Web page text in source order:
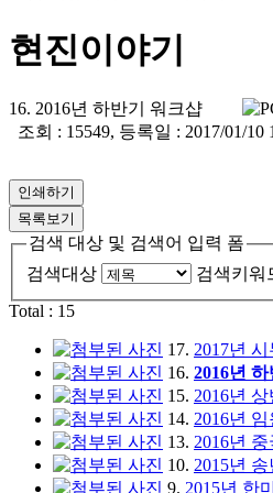
현진이야기
16. 2016년 하반기 워크샵
조회 : 15549, 등록일 : 2017/01/10
인쇄하기
목록보기
검색 대상 및 검색어 입력 폼
검색대상
검색키워
Total : 15
17. 2017년 시
16. 2016년
15. 2016년
14. 2016년
13. 2016년
10. 2015년
9. 2015년 한